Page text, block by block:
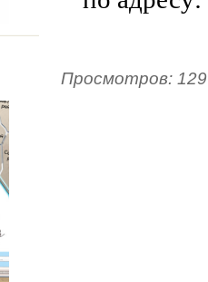
Просмотров: 129